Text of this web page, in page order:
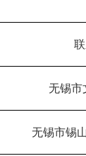
无锡市
无锡市锡